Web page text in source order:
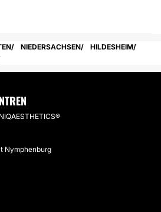
NIEDERSACHSEN
HILDESHEIM
Nymphenburg